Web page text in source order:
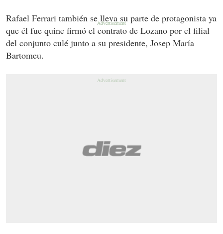
Rafael Ferrari también se lleva su parte de protagonista ya
que él fue quine firmó el contrato de Lozano por el filial
del conjunto culé junto a su presidente, Josep María
Bartomeu.